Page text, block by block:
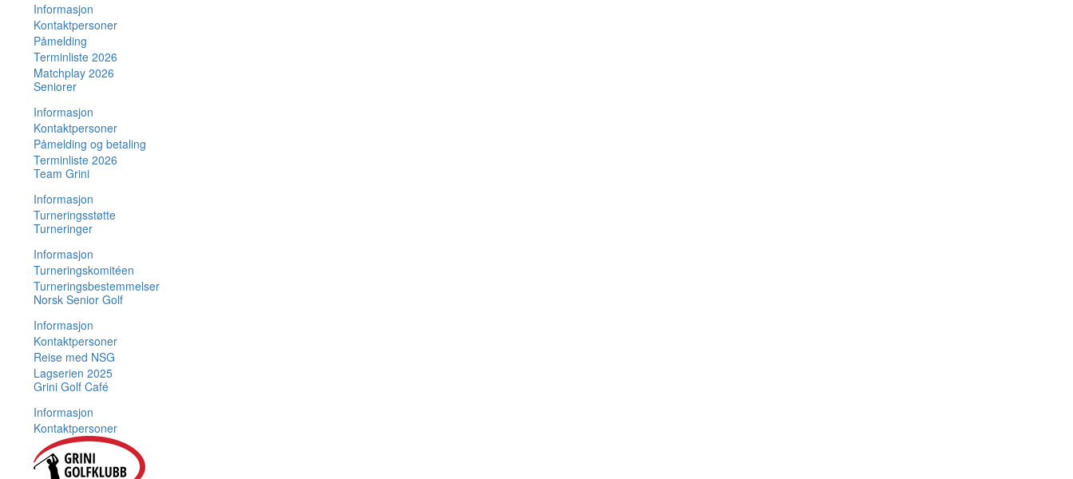
Informasjon
Kontaktpersoner
Påmelding
Terminliste 2026
Matchplay 2026
Seniorer
Informasjon
Kontaktpersoner
Påmelding og betaling
Terminliste 2026
Team Grini
Informasjon
Turneringsstøtte
Turneringer
Informasjon
Turneringskomitéen
Turneringsbestemmelser
Norsk Senior Golf
Informasjon
Kontaktpersoner
Reise med NSG
Lagserien 2025
Grini Golf Café
Informasjon
Kontaktpersoner